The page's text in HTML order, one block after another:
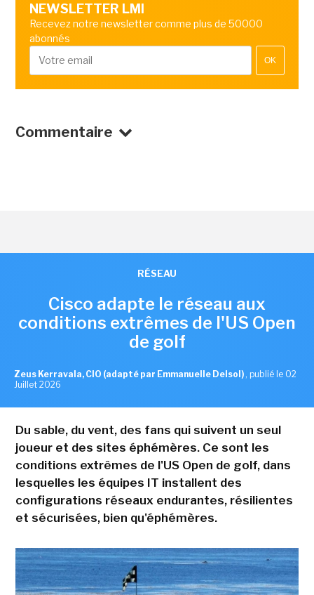
NEWSLETTER LMI
Recevez notre newsletter comme plus de 50000
abonnés
OK
Commentaire
RÉSEAU
Cisco adapte le réseau aux
conditions extrêmes de l'US Open
de golf
Zeus Kerravala, CIO (adapté par Emmanuelle Delsol) , publié le 02
Juillet 2026
Du sable, du vent, des fans qui suivent un seul
joueur et des sites éphémères. Ce sont les
conditions extrêmes de l'US Open de golf, dans
lesquelles les équipes IT installent des
configurations réseaux endurantes, résilientes
et sécurisées, bien qu'éphémères.